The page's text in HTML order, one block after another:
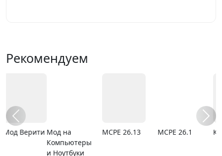
Рекомендуем
Мод на
Компьютеры
MCPE 26.13 MCPE 26.1 Карта ада